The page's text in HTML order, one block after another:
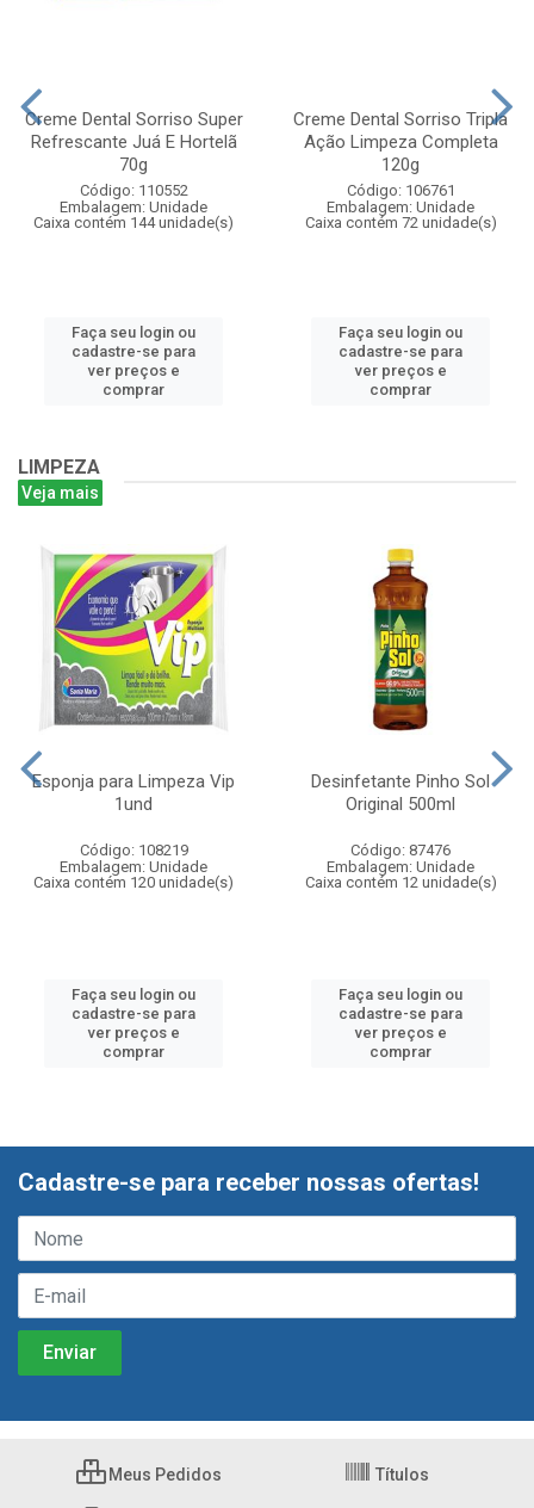
Creme Dental Sorriso Super
Refrescante Juá E Hortelã
70g
Código: 110552
Embalagem: Unidade
Caixa contém 144 unidade(s)
Faça seu login ou
cadastre-se para
ver preços e
comprar
Creme Dental Sorriso Tripla
Ação Limpeza Completa
120g
Código: 106761
Embalagem: Unidade
Caixa contém 72 unidade(s)
Faça seu login ou
cadastre-se para
ver preços e
comprar
LIMPEZA
Veja mais
Esponja para Limpeza Vip
1und
Código: 108219
Embalagem: Unidade
Caixa contém 120 unidade(s)
Faça seu login ou
cadastre-se para
ver preços e
comprar
Desinfetante Pinho Sol
Original 500ml
Código: 87476
Embalagem: Unidade
Caixa contém 12 unidade(s)
Faça seu login ou
cadastre-se para
ver preços e
comprar
Cadastre-se para receber nossas ofertas!
Meus Pedidos Títulos